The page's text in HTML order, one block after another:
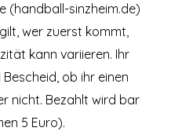
(handball-sinzheim.de)
wer zuerst kommt,
kann variieren. Ihr
ob ihr einen
nicht. Bezahlt wird bar
5 Euro).